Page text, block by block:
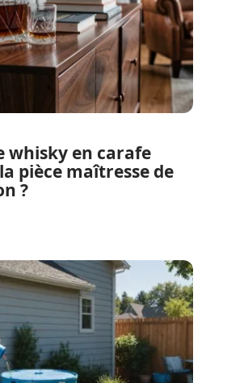
whisky en carafe
pièce maîtresse de
?